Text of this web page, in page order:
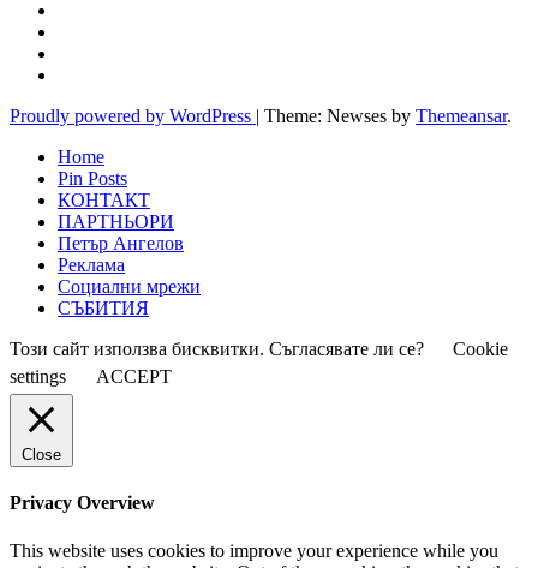
Proudly powered by WordPress | Theme: Newses by Themeansar.
Home
Pin Posts
КОНТАКТ
ПАРТНЬОРИ
Петър Ангелов
Реклама
Социални мрежи
СЪБИТИЯ
Този сайт използва бисквитки. Съгласявате ли се?
Cookie
settings
ACCEPT
Close
Privacy Overview
This website uses cookies to improve your experience while you